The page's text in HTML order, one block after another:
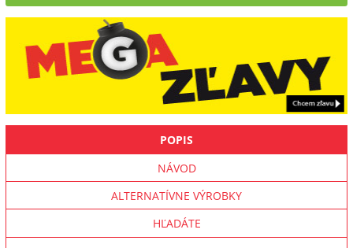
POPIS
NÁVOD
ALTERNATÍVNE VÝROBKY
HĽADÁTE